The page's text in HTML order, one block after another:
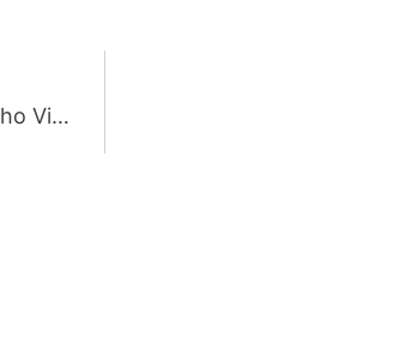
El Legado Del Guerrero: Luis Carlos Parra Molina Y El Búho Vigilante De Segurcol